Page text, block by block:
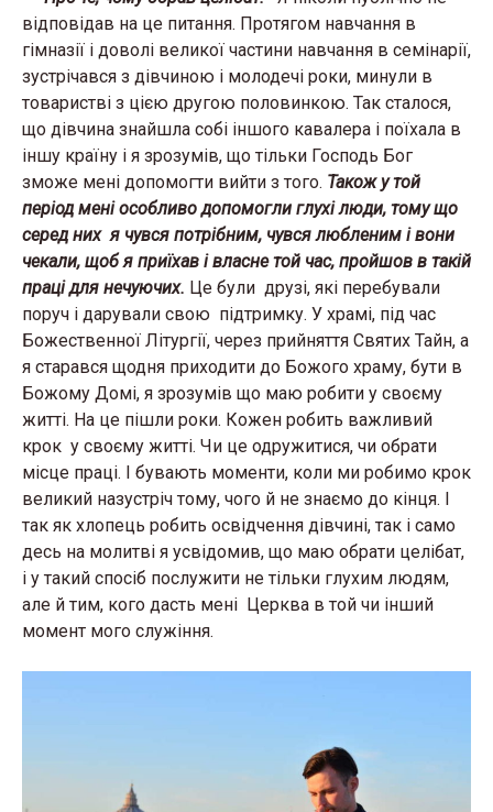
відповідав на це питання. Протягом навчання в
гімназії і доволі великої частини навчання в семінарії,
зустрічався з дівчиною і молодечі роки, минули в
товаристві з цією другою половинкою. Так сталося,
що дівчина знайшла собі іншого кавалера і поїхала в
іншу країну і я зрозумів, що тільки Господь Бог
зможе мені допомогти вийти з того. Також у той
період мені особливо допомогли глухі люди, тому що
серед них я чувся потрібним, чувся любленим і вони
чекали, щоб я приїхав і власне той час, пройшов в такій
праці для нечуючих. Це були друзі, які перебували
поруч і дарували свою підтримку. У храмі, під час
Божественної Літургії, через прийняття Святих Тайн, а
я старався щодня приходити до Божого храму, бути в
Божому Домі, я зрозумів що маю робити у своєму
житті. На це пішли роки. Кожен робить важливий
крок у своєму житті. Чи це одружитися, чи обрати
місце праці. І бувають моменти, коли ми робимо крок
великий назустріч тому, чого й не знаємо до кінця. І
так як хлопець робить освідчення дівчині, так і само
десь на молитві я усвідомив, що маю обрати целібат,
і у такий спосіб послужити не тільки глухим людям,
але й тим, кого дасть мені Церква в той чи інший
момент мого служіння.